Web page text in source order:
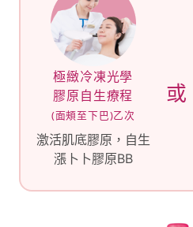
極緻冷凍光學
膠原自生療程
(面頰至下巴)乙次
激活肌底膠原，自生
漲卜卜膠原BB
或